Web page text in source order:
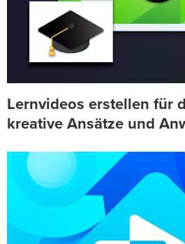
Lernvideos erstellen für
kreative Ansätze und